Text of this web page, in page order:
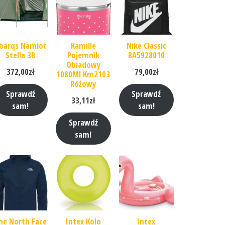
Namiot
Stella 3B
372,00zł
Sprawdź
sam!
Kamille
Pojemnik
Obiadowy
1080Ml Km2103
Różowy
33,11zł
Sprawdź
sam!
Nike Classic
BA5928010
79,00zł
Sprawdź
sam!
North Face
Intex Kolo
Intex